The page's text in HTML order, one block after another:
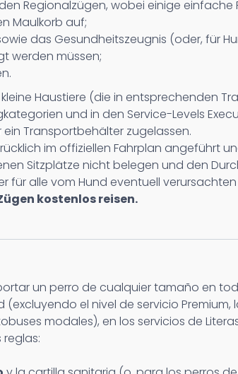
Regionalzügen, wobei einige
Maulkorb auf;
das Gesundheitszeugnis (oder, für
werden müssen;
Haustiere (die in entsprechenden
und in den Service-Levels
Transportbehälter zugelassen.
im offiziellen Fahrplan angeführt
Sitzplätze nicht belegen und den
für alle vom Hund eventuell
kostenlos reisen.
un perro de cualquier tamaño en
el nivel de servicio
modales), en los servicios de